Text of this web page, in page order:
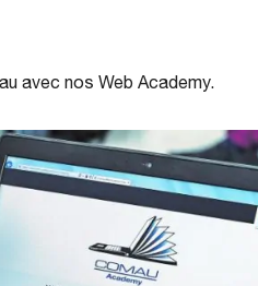
avec nos Web Academy.